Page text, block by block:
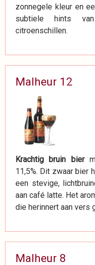
zonnegele kleur en
subtiele hints
citroenschillen.
Malheur 12
Krachtig bruin bier
11,5%. Dit zwaar bier
een stevige,
aan café latte. Het
die herinnert aan vers
Malheur 8